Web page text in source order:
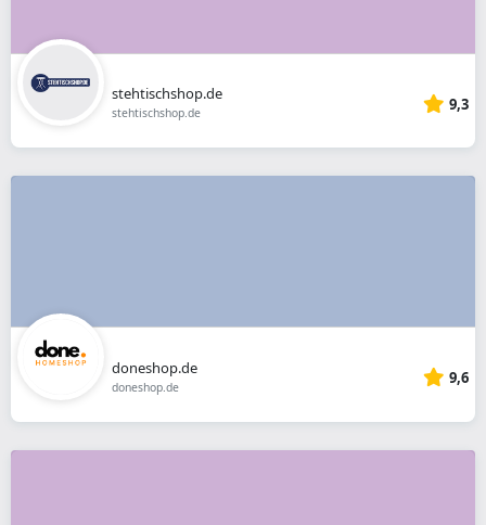
stehtischshop.de
stehtischshop.de 9,3
doneshop.de
doneshop.de 9,6